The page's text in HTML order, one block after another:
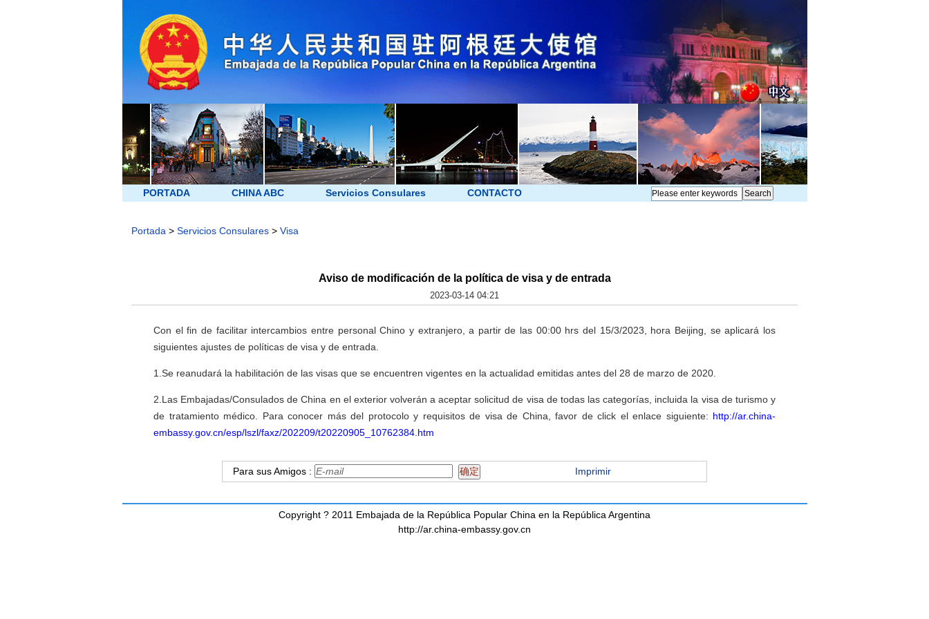
PORTADA CHINA ABC Servicios Consulares CONTACTO
Portada > Servicios Consulares > Visa
Aviso de modificación de la política de visa y de entrada
2023-03-14 04:21
Con el fin de facilitar intercambios entre personal Chino y extranjero, a partir de las 00:00 hrs del 15/3/2023, hora Beijing, se aplicará los
siguientes ajustes de políticas de visa y de entrada.
1.Se reanudará la habilitación de las visas que se encuentren vigentes en la actualidad emitidas antes del 28 de marzo de 2020.
2.Las Embajadas/Consulados de China en el exterior volverán a aceptar solicitud de visa de todas las categorías, incluida la visa de turismo y
de tratamiento médico. Para conocer más del protocolo y requisitos de visa de China, favor de click el enlace siguiente: http://ar.china-
embassy.gov.cn/esp/lszl/faxz/202209/t20220905_10762384.htm
Para sus Amigos : Imprimir
Copyright ? 2011 Embajada de la República Popular China en la República Argentina
http://ar.china-embassy.gov.cn